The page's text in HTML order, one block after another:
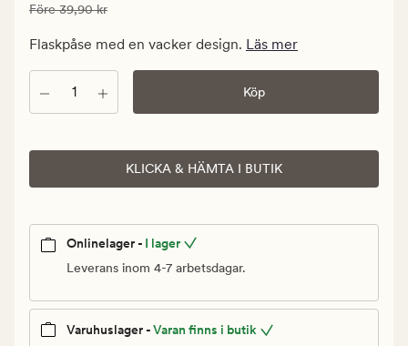
23,94
kr.
Ordinarie pris
Före39,90 kr
Flaskpåse med en vacker design. Läs mer
Antal Köp
KLICKA & HÄMTA I BUTIK
Onlinelager - I lager
Leverans inom 4-7 arbetsdagar.
Varuhuslager -Varan finns i butik